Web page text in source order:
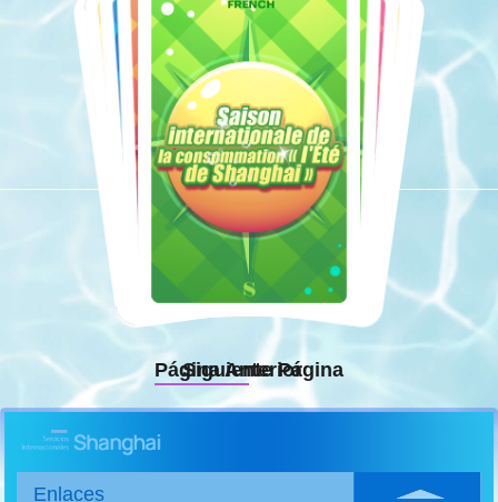
Siguiente Página
Página Anterior
Enlaces